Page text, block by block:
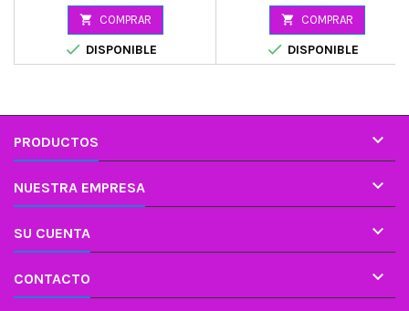
 COMPRAR
 DISPONIBLE
 COMPRAR
 DISPONIBLE
PRODUCTOS 
NUESTRA EMPRESA 
SU CUENTA 
CONTACTO 